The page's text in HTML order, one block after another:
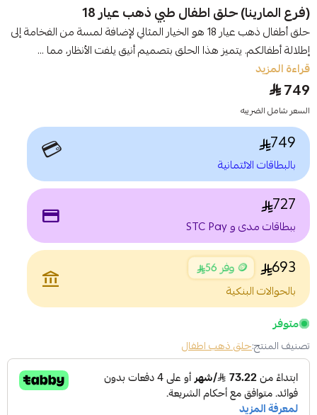
(فرع المارينا) حلق اطفال طبي ذهب عيار 18
حلق أطفال ذهب عيار 18 هو الخيار المثالي لإضافة لمسة من الفخامة إلى
إطلالة أطفالكم. يتميز هذا الحلق بتصميم أنيق يلفت الأنظار، مما ...
قراءة المزيد
749
السعر شامل الضريبه
749
بالبطاقات الائتمانية 💳
727
ببطاقات مدى و STC Pay payment
693
🪙 وفر 56
بالحوالات البنكية
account_balance
متوفر
تصنيف المنتج:حلق ذهب اطفال